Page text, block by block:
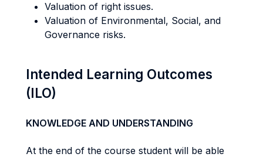
Valuation of right issues.
Valuation of Environmental, Social, and
Governance risks.
Intended Learning Outcomes
(ILO)
KNOWLEDGE AND UNDERSTANDING
At the end of the course student will be able